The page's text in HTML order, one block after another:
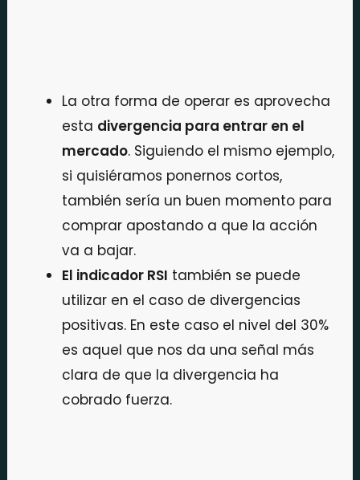
La otra forma de operar es aprovecha
esta divergencia para entrar en el
mercado. Siguiendo el mismo ejemplo,
si quisiéramos ponernos cortos,
también sería un buen momento para
comprar apostando a que la acción
va a bajar.
El indicador RSI también se puede
utilizar en el caso de divergencias
positivas. En este caso el nivel del 30%
es aquel que nos da una señal más
clara de que la divergencia ha
cobrado fuerza.